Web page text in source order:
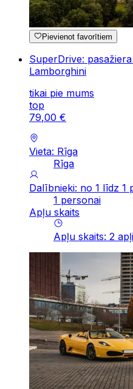
Pievienot favorītiem
SuperDrive:
Lamborghini
tikai pie mums
top
79,00 €
Vieta: Rīga
Rīga
Dalībnieki: no 1 līdz 1
1 personai
Apļu skaits
Apļu skaits: 2 apļi